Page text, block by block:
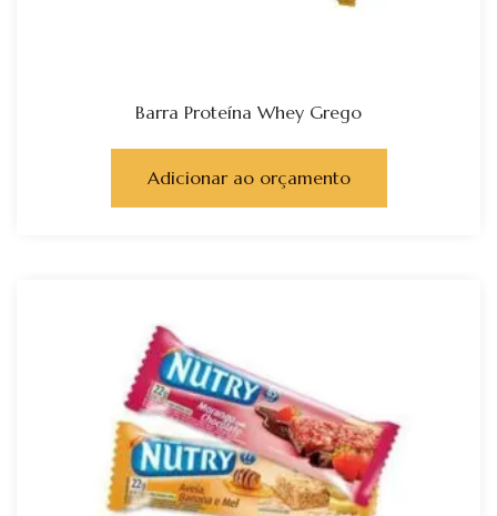
Barra Proteína Whey Grego
Adicionar ao orçamento